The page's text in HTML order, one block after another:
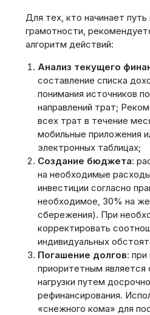
Для тех‚ кто начинает
грамотности‚
алгоритм действий:
Анализ текущего
составление списка
понимания источников
направлений трат;
всех трат в течение
мобильные приложения
электронных таблицах;
Создание бюджета:
на необходимые
инвестиции согласно
необходимое‚ 30% на
сбережения). При
корректировать
индивидуальных
Погашение долгов: при
приоритетным является
нагрузки путем
рефинансирования.
«снежного кома» для